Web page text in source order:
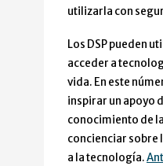
utilizarla con
Los DSP pueden
acceder a
vida. En este
inspirar un apoyo
conocimiento de
concienciar sobre
a la tecnología.